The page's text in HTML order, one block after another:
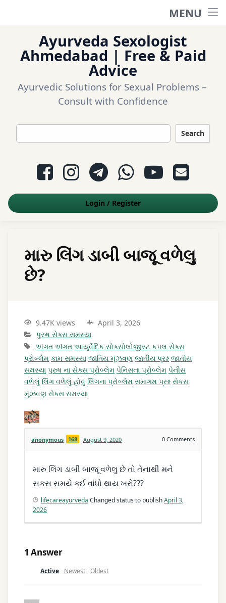
MENU
Ask a question
Login
Ayurveda Sexologist
Ahmedabad | Free & Paid
Advice
Ayurvedic Solutions for Sexual Problems –
Consult with Confidence
Search
Facebook
InstagramTelegramWhatsApp
YouTube
E-mail
Login / Register
મારુ લિંગ ડાબી બાજૂ વળેલુ
છે?
9.47K views
April 3, 2026
પુરુષ સેક્સ સમસ્યા
અંગત અંગત આયુર્વેદિક સોક્સોલોજીસ્ટ કપલ સેક્સ
પ્રોબ્લેમ કામ સમસ્યા જાતિય મૂંઝવણ જાતીય પ્રશ્ન જાતીય
સમસ્યા પુરુષ ના સેક્સ પ્રોબ્લેમ પેનિસના પ્રોબ્લેમ પેનીસ
વળેલું લિંગ વળેલું હોવું લિંગના પ્રોબ્લેમ સમાગમ પ્રશ્ન સેકસ
મૂંઝવણ સેક્સ સમસ્યા
anonymous 168 August 9, 2020 0 Comments
મારુ લિંગ ડાબી બાજૂ વળેલુ છે તો તેનાથી મને
સકસ સમયે કઈ વાંધો થાય ખરો???
lifecareayurveda Changed status to publishApril 3,
2026
1 Answer
Active Newest Oldest